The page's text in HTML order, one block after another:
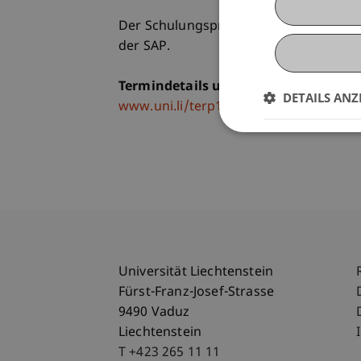
Der Schulungspreis beinhaltet die
der SAP.
Termindetails und weiterführende
www.uni.li/terp10
Universität Liechtenstein
Fürst-Franz-Josef-Strasse
9490 Vaduz
Liechtenstein
T +423 265 11 11
DETAILS